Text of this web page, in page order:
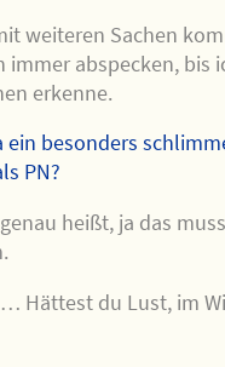
weiteren Sachen
immer abspecken, bis
erkenne.
besonders
PN?
heißt, ja das
Hättest du Lust, im